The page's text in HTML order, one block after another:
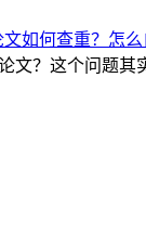
如何查重？怎么
文？这个问题其